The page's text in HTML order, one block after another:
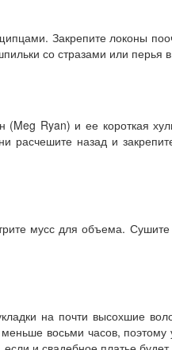
Закрепите локоны
со стразами или перья
Ryan) и ее короткая
назад и
мусс для объема.
на почти высохшие
восьми часов,